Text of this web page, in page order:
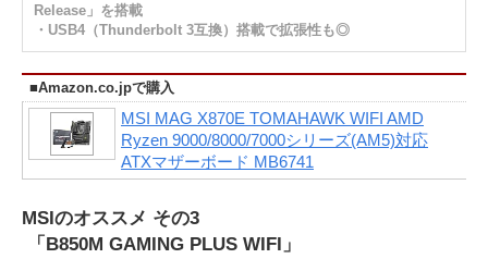
Release」を搭載
・USB4（Thunderbolt 3互換）搭載で拡張性も◎
■Amazon.co.jpで購入
MSI MAG X870E TOMAHAWK WIFI AMD
Ryzen 9000/8000/7000シリーズ(AM5)対応
ATXマザーボード MB6741
MSIのオススメ その3
「B850M GAMING PLUS WIFI」